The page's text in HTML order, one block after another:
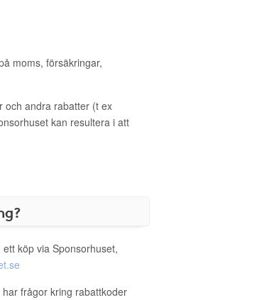
moms, försäkringar,
och andra rabatter (t ex
kan resultera i att
köp via Sponsorhuset,
frågor kring rabattkoder